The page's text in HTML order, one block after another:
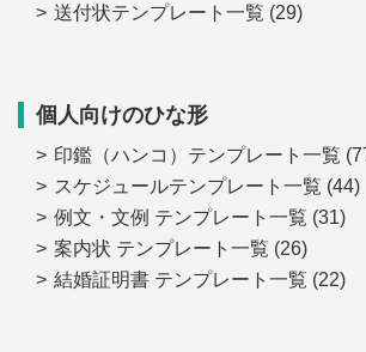
送付状テンプレート一覧 (29)
個人向けのひな形
印鑑（ハンコ）テンプレート一覧
スケジュールテンプレート一覧 (44)
例文・文例 テンプレート一覧 (31)
案内状 テンプレート一覧 (26)
結婚証明書 テンプレート一覧 (22)